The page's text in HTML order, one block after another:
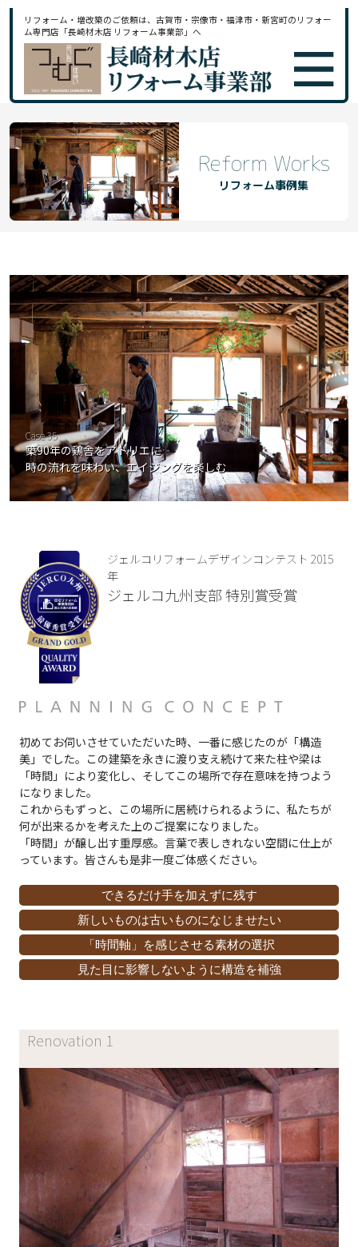
リフォーム・増改築のご依頼は、古賀市・宗像市・福津市・新宮町のリフォー
ム専門店「長崎材木店 リフォーム事業部」へ
Reform Works
リフォーム事例集
Case 35
築90年の鶏舎をアトリエに
時の流れを味わい、エイジングを楽しむ
ジェルコリフォームデザインコンテスト 2015
年
ジェルコ九州支部 特別賞受賞
初めてお伺いさせていただいた時、一番に感じたのが「構造
美」でした。この建築を永きに渡り支え続けて来た柱や梁は
「時間」により変化し、そしてこの場所で存在意味を持つよう
になりました。
これからもずっと、この場所に居続けられるように、私たちが
何が出来るかを考えた上のご提案になりました。
「時間」が醸し出す重厚感。言葉で表しきれない空間に仕上が
っています。皆さんも是非一度ご体感ください。
できるだけ手を加えずに残す
新しいものは古いものになじませたい
「時間軸」を感じさせる素材の選択
見た目に影響しないように構造を補強
Renovation 1